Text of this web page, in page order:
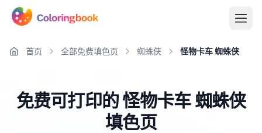
首页 全部免费填色页 蜘蛛侠 怪物卡车 蜘蛛侠
免费可打印的 怪物卡车 蜘蛛侠
填色页